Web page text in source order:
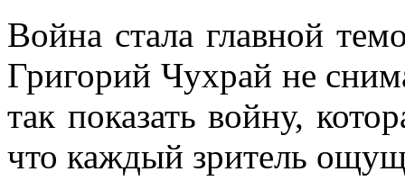
Война стала главной
Григорий Чухрай не
так показать войну,
что каждый зритель